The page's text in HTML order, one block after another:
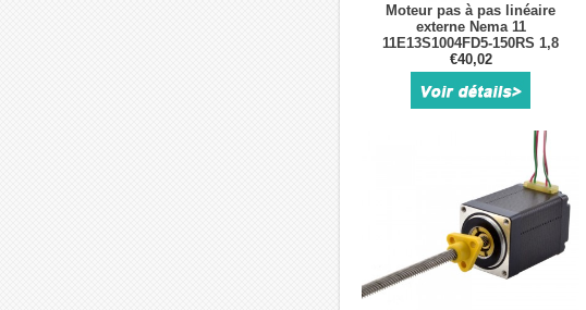
Moteur pas à pas linéaire
externe Nema 11
11E13S1004FD5-150RS 1,8
degrés 0,05Nm 1,0A plomb
1,27mm
€40,02